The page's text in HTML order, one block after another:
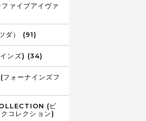
ァイブアイヴァ
ダ） (91)
ンズ) (34)
ォーナインズフ
(ビ
コレクション)